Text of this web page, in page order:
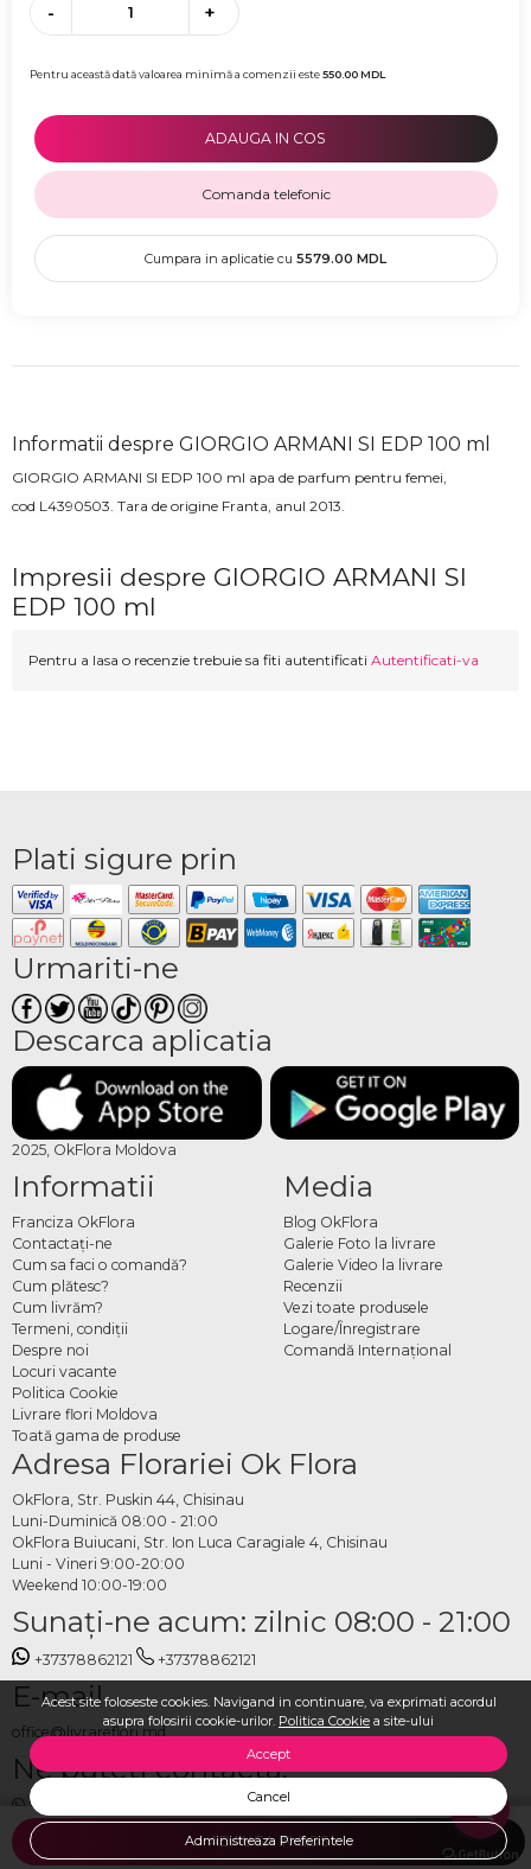
Acest site foloseste cookies. Navigand in continuare, va exprimati acordul
asupra folosirii cookie-urilor. Politica Cookie a site-ului
Accept
Cancel
Administreaza Preferintele
- +
Pentru această dată valoarea minimă a comenzii este550.00MDL
ADAUGA IN COS
ADAUGA IN COS
Comanda telefonic
Cumpara in aplicatie cu 5579.00 MDL
Informatii despre GIORGIO ARMANI SI EDP 100 ml
GIORGIO ARMANI SI EDP 100 ml apa de parfum pentru femei,
cod L4390503. Tara de origine Franta, anul 2013.
Impresii despre GIORGIO ARMANI SI
EDP 100 ml
Pentru a lasa o recenzie trebuie sa fiti autentificati Autentificati-va
Plati sigure prin
Urmariti-ne
Descarca aplicatia
2025, OkFlora Moldova
Informatii
Franciza OkFlora
Contactaţi-ne
Cum sa faci o comandă?
Cum plătesc?
Cum livrăm?
Termeni, condiţii
Despre noi
Locuri vacante
Politica Cookie
Livrare flori Moldova
Toată gama de produse
Media
Blog OkFlora
Galerie Foto la livrare
Galerie Video la livrare
Recenzii
Vezi toate produsele
Logare/Înregistrare
Comandă Internațional
Adresa Florariei Ok Flora
OkFlora, Str. Puskin 44, Chisinau
Luni-Duminică 08:00 - 21:00
OkFlora Buiucani, Str. Ion Luca Caragiale 4, Chisinau
Luni - Vineri 9:00-20:00
Weekend 10:00-19:00
Sunaţi-ne acum: zilnic 08:00 - 21:00
+37378862121 +37378862121
E-mail
office@livrareflori.md
Ne puteți contacta:
whatsapp